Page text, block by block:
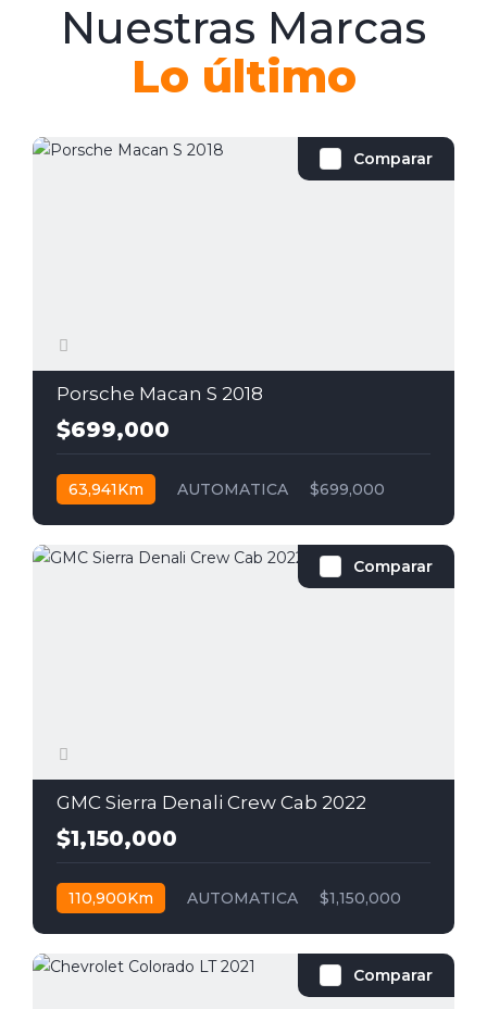
Nuestras Marcas
Lo último
Comparar
Porsche Macan S 2018
$699,000
63,941Km AUTOMATICA $699,000
Comparar
GMC Sierra Denali Crew Cab 2022
$1,150,000
110,900Km AUTOMATICA $1,150,000
Comparar